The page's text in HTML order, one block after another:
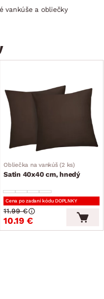
vankúše a obliečky
Obliečka na vankúš (2 ks)
Satin 40x40 cm, hnedý
Cena po zadaní kódu DOPLNKY
10.19 €
11.99 €